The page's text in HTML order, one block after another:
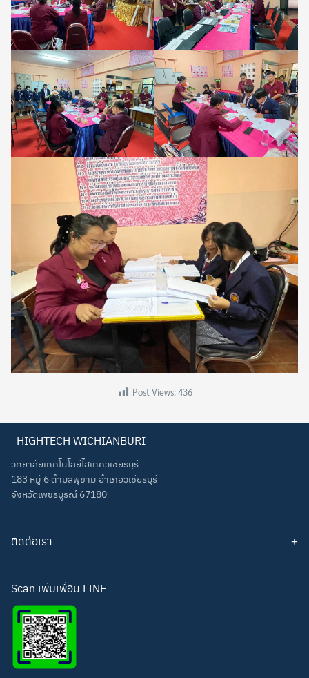
Post Views:436
HIGHTECH WICHIANBURI
วิทยาลัยเทคโนโลยีไฮเทควิเชียรบุรี
183 หมู่ 6 ตำบลพุขาม อำเภอวิเชียรบุรี
จังหวัดเพชรบูรณ์ 67180
ติดต่อเรา
โทรศัพท์: 093-3277343
อีเมล: hightechwichian@gmail.com
Scan เพิ่มเพื่อน LINE